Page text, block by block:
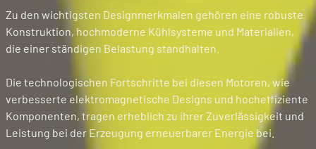
Zu den wichtigsten Designmerkmalen gehören eine robuste
Konstruktion, hochmoderne Kühlsysteme und Materialien,
die einer ständigen Belastung standhalten.
Die technologischen Fortschritte bei diesen Motoren, wie
verbesserte elektromagnetische Designs und hocheffiziente
Komponenten, tragen erheblich zu ihrer Zuverlässigkeit und
Leistung bei der Erzeugung erneuerbarer Energie bei.